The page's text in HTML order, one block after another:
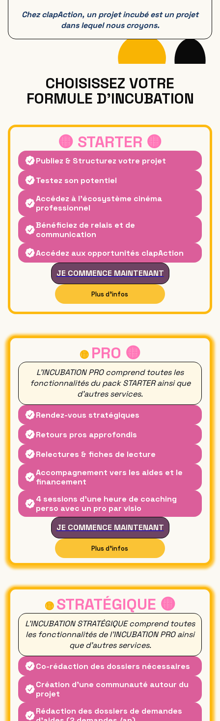
Chez clapAction, un projet incubé est un projet
dans lequel nous croyons.
CHOISISSEZ VOTRE
FORMULE D'INCUBATION
🟡 STARTER 🟡
Publiez & Structurez votre projet
Testez son potentiel
Accédez à l’écosystème cinéma
professionnel
Bénéficiez de relais et de
communication
Accédez aux opportunités clapAction
JE COMMENCE MAINTENANT
Plus d'infos
🟡 PRO 🟡
L'INCUBATION PRO comprend toutes les
fonctionnalités du pack STARTER ainsi que
d'autres services.
Rendez-vous stratégiques
Retours pros approfondis
Relectures & fiches de lecture
Accompagnement vers les aides et le
financement
4 sessions d'une heure de coaching
perso avec un pro par visio
JE COMMENCE MAINTENANT
Plus d'infos
🟡 STRATÉGIQUE 🟡
L'INCUBATION STRATÉGIQUE comprend toutes
les fonctionnalités de l'INCUBATION PRO ainsi
que d'autres services.
Co-rédaction des dossiers nécessaires
Création d'une communauté autour du
projet
Rédaction des dossiers de demandes